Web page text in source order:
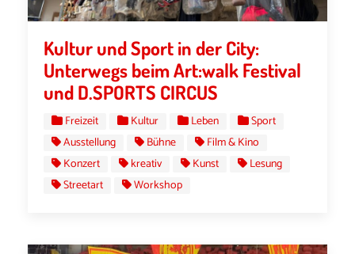
Kultur und Sport in der City:
Unterwegs beim Art:walk Festival
und D.SPORTS CIRCUS
Freizeit Kultur Leben
Sport
Ausstellung
Bühne
Film & Kino
Konzert
kreativ Kunst
Lesung
Streetart
Workshop